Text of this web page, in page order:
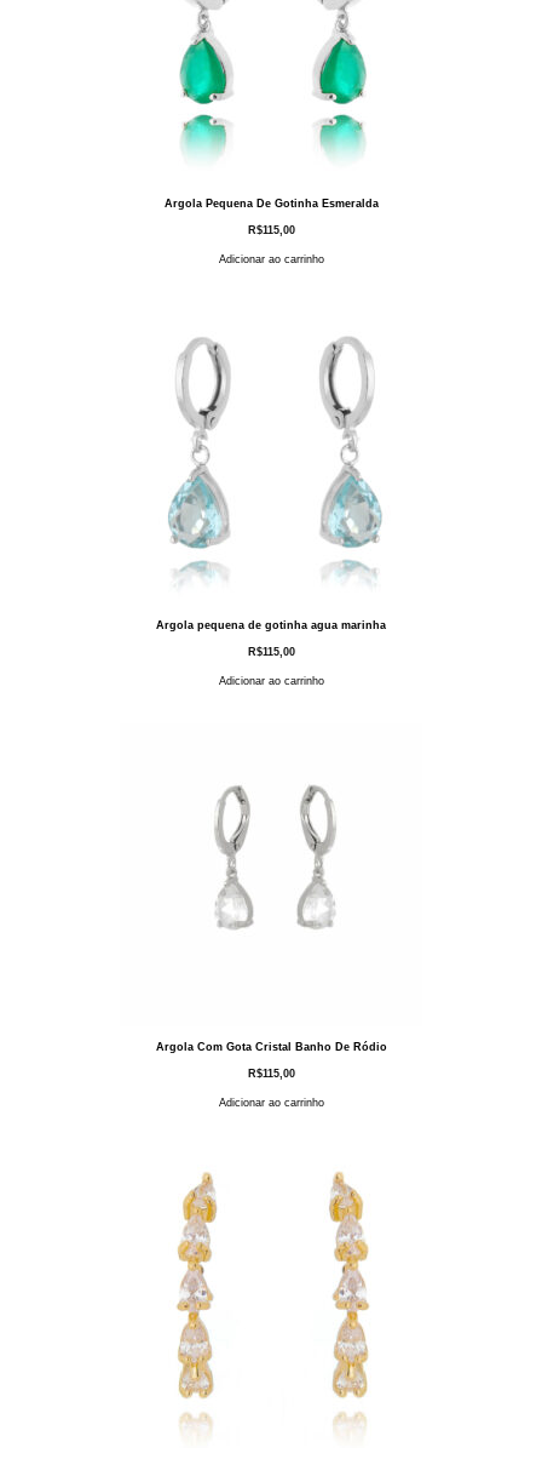
Argola Pequena De Gotinha Esmeralda
R$115,00
Adicionar ao carrinho
Argola pequena de gotinha agua marinha
R$115,00
Adicionar ao carrinho
Argola Com Gota Cristal Banho De Ródio
R$115,00
Adicionar ao carrinho